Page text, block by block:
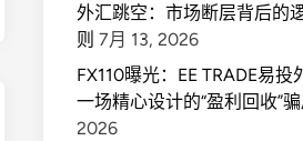
外汇跳空：市场断层背后的
则 7月 13, 2026
FX110曝光：EE TRADE易
一场精心设计的“盈利回收”
2026